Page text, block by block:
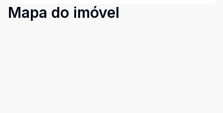
Mapa do imóvel